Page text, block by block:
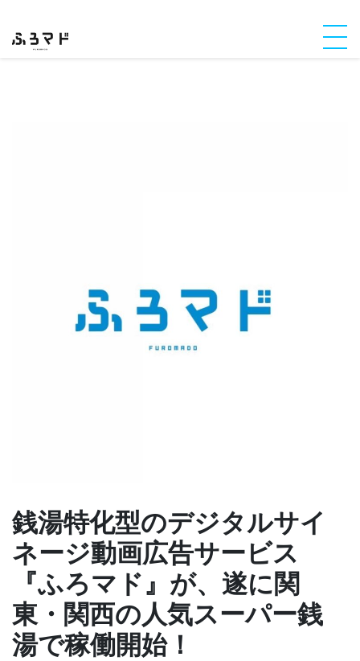
銭湯特化型のデジタルサイ
ネージ動画広告サービス
『ふろマド』が、遂に関
東・関西の人気スーパー銭
湯で稼働開始！